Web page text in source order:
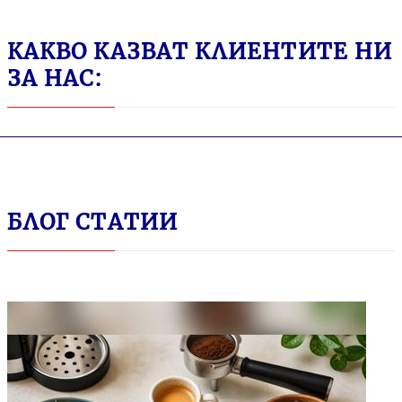
КАКВО КАЗВАТ КЛИЕНТИТЕ НИ
ЗА НАС:
БЛОГ СТАТИИ